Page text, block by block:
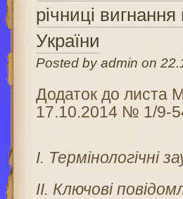
річниці
України
Posted by admin on
Додаток до листа
17.10.2014 № 1/9-
І. Термінологічні
ІІ. Ключові